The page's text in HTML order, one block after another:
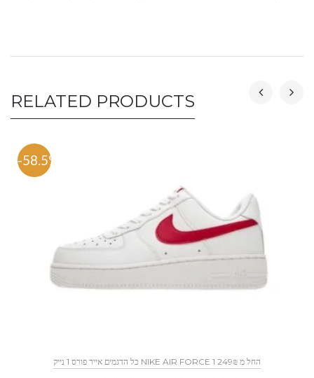
RELATED PRODUCTS
-58.5%
כל הדגמים אייר פורס 1 נייק NIKE AIR FORCE 1 החל מ 249₪